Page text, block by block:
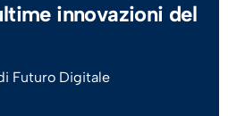
innovazioni del
Futuro Digitale